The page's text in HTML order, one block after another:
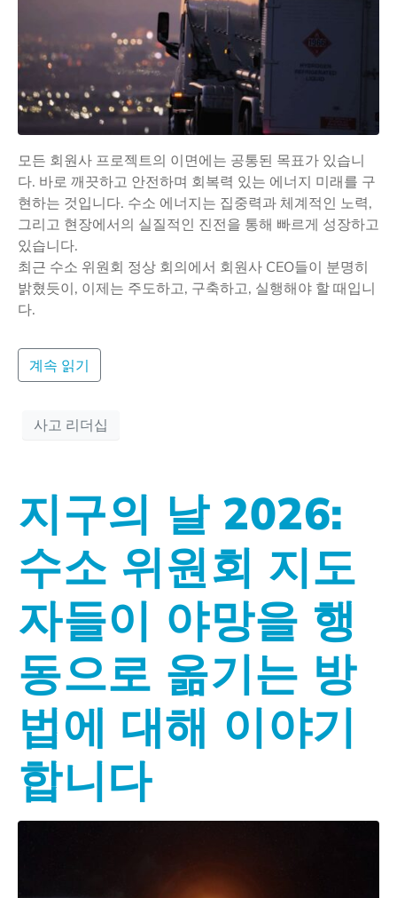
모든 회원사 프로젝트의 이면에는 공통된 목표가 있습니
다. 바로 깨끗하고 안전하며 회복력 있는 에너지 미래를 구
현하는 것입니다. 수소 에너지는 집중력과 체계적인 노력,
그리고 현장에서의 실질적인 진전을 통해 빠르게 성장하고
있습니다.
최근 수소 위원회 정상 회의에서 회원사 CEO들이 분명히
밝혔듯이, 이제는 주도하고, 구축하고, 실행해야 할 때입니
다.
계속 읽기
사고 리더십
지구의 날 2026:
수소 위원회 지도
자들이 야망을 행
동으로 옮기는 방
법에 대해 이야기
합니다